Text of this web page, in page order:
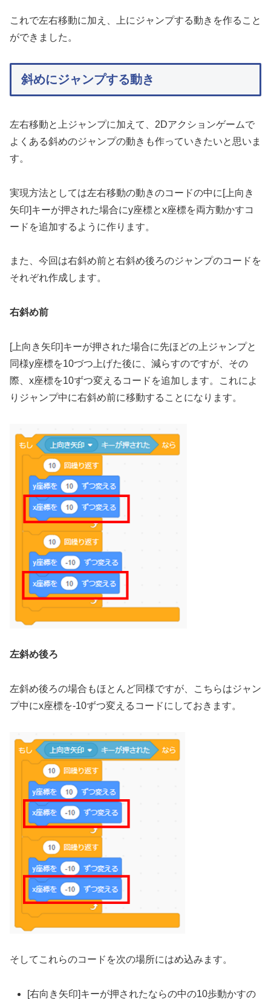
これで左右移動に加え、上にジャンプする動きを作ること
ができました。
斜めにジャンプする動き
左右移動と上ジャンプに加えて、2Dアクションゲームで
よくある斜めのジャンプの動きも作っていきたいと思いま
す。
実現方法としては左右移動の動きのコードの中に[上向き
矢印]キーが押された場合にy座標とx座標を両方動かすコ
ードを追加するように作ります。
また、今回は右斜め前と右斜め後ろのジャンプのコードを
それぞれ作成します。
右斜め前
[上向き矢印]キーが押された場合に先ほどの上ジャンプと
同様y座標を10づつ上げた後に、減らすのですが、その
際、x座標を10ずつ変えるコードを追加します。これによ
りジャンプ中に右斜め前に移動することになります。
左斜め後ろ
左斜め後ろの場合もほとんど同様ですが、こちらはジャン
プ中にx座標を-10ずつ変えるコードにしておきます。
そしてこれらのコードを次の場所にはめ込みます。
[右向き矢印]キーが押されたならの中の10歩動かすの